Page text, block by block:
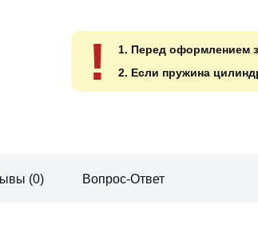
!
1. Перед оформлением
2. Если пружина
(0) Вопрос-Ответ